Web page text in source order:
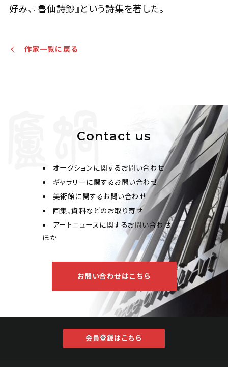
好み、『魯仙詩鈔』という詩集を著した。
作家一覧に戻る
Contact us
オークションに関するお問い合わせ
ギャラリーに関するお問い合わせ
美術館に関するお問い合わせ
画集、資料などのお取り寄せ
アートニュースに関するお問い合わせ
ほか
お問い合わせはこちら
会員登録はこちら